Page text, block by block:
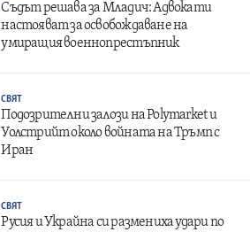
Съдът решава за Младич: Адвокати
настояват за освобождаване на
умиращия военнопрестъпник
СВЯТ
Подозрителни залози на Polymarket и
Уолстрийт около войната на Тръмп с
Иран
СВЯТ
Русия и Украйна си размениха удари по